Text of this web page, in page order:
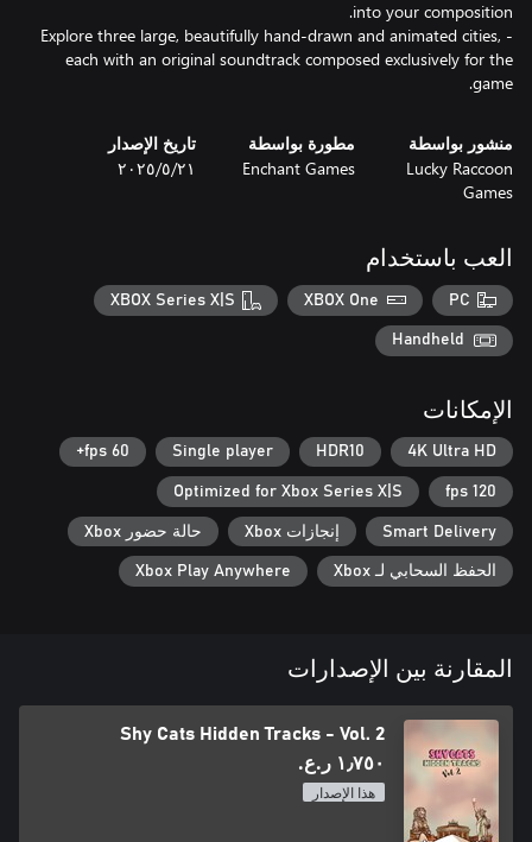
- Explore three large, beautifully hand-drawn and animated cities,
each with an original soundtrack composed exclusively for the
game.
منشور بواسطة
Lucky Raccoon
Games
مطورة بواسطة
Enchant Games
تاريخ الإصدار
٢١‏/٥‏/٢٠٢٥
العب باستخدام
PC
XBOX One
XBOX Series X|S
Handheld
الإمكانات
4K Ultra HD
HDR10
Single player
60 fps+
120 fps
Optimized for Xbox Series X|S
Smart Delivery إنجازات Xbox حالة حضور Xbox
الحفظ السحابي لـ Xbox Xbox Play Anywhere
المقارنة بين الإصدارات
Shy Cats Hidden Tracks - Vol. 2
١٫٧٥٠ ر.ع.‏
هذا الإصدار